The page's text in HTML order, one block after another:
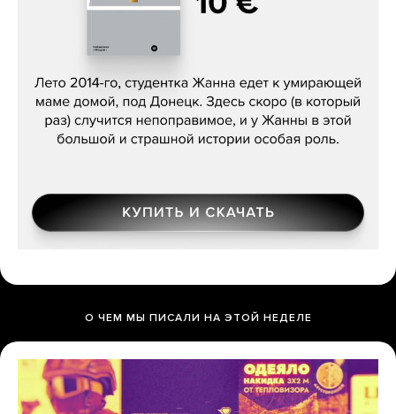
Сергей Лебедев, «Белая дама»
О ЧЕМ МЫ ПИСАЛИ НА ЭТОЙ НЕДЕЛЕ